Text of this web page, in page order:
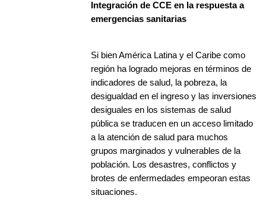
Integración de CCE en la respuesta a
emergencias sanitarias
Si bien América Latina y el Caribe como
región ha logrado mejoras en términos de
indicadores de salud, la pobreza, la
desigualdad en el ingreso y las inversiones
desiguales en los sistemas de salud
pública se traducen en un acceso limitado
a la atención de salud para muchos
grupos marginados y vulnerables de la
población. Los desastres, conflictos y
brotes de enfermedades empeoran estas
situaciones.